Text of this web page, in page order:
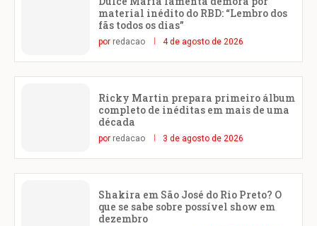
material inédito do RBD: “Lembro dos
fãs todos os dias”
por redacao 4 de agosto de 2026
Ricky Martin prepara primeiro álbum
completo de inéditas em mais de uma
década
por redacao 3 de agosto de 2026
Shakira em São José do Rio Preto? O
que se sabe sobre possível show em
dezembro